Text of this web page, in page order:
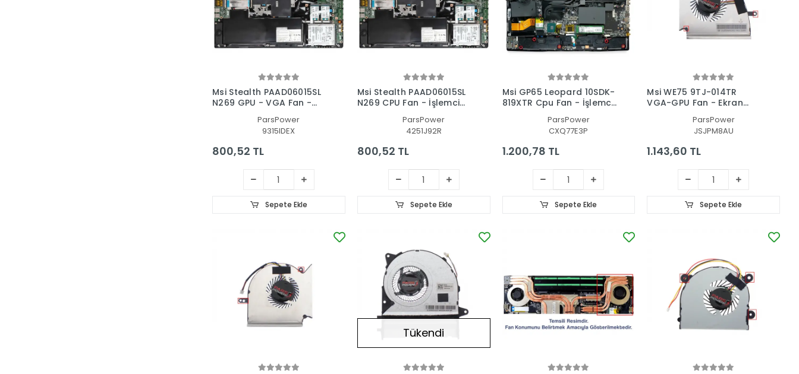
Msi Stealth PAAD06015SL
N269 GPU - VGA Fan -
ParsPower
9315IDEX
800,52 TL
Sepete Ekle
Msi Stealth PAAD06015SL
N269 CPU Fan - İşlemci
ParsPower
4251J92R
800,52 TL
Sepete Ekle
Msi GP65 Leopard 10SDK-
819XTR Cpu Fan - İşlemci
ParsPower
CXQ77E3P
1.200,78 TL
Sepete Ekle
Msi WE75 9TJ-014TR
VGA-GPU Fan - Ekran
ParsPower
JSJPM8AU
1.143,60 TL
Sepete Ekle
Tükendi